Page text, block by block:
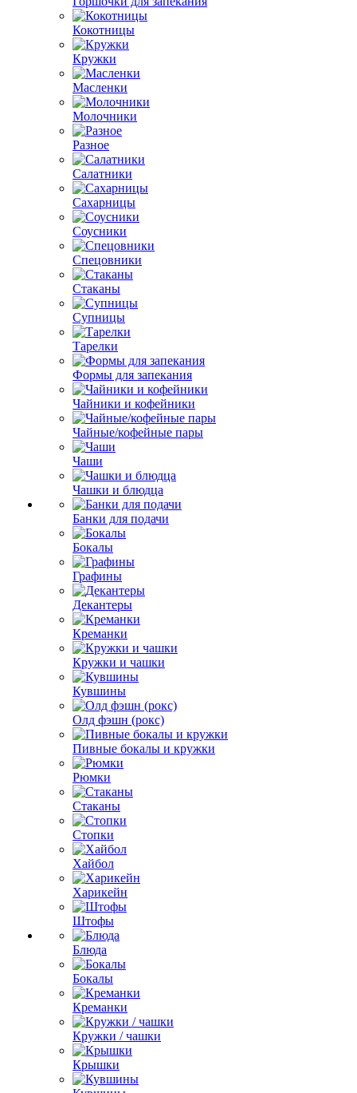
Кокотницы
Кружки
Масленки
Молочники
Разное
Салатники
Сахарницы
Соусники
Спецовники
Стаканы
Супницы
Тарелки
Формы для запекания
Чайники и кофейники
Чайные/кофейные пары
Чаши
Чашки и блюдца
Банки для подачи
Бокалы
Графины
Декантеры
Креманки
Кружки и чашки
Кувшины
Олд фэшн (рокс)
Пивные бокалы и кружки
Рюмки
Стаканы
Стопки
Хайбол
Харикейн
Штофы
Блюда
Бокалы
Креманки
Кружки / чашки
Крышки